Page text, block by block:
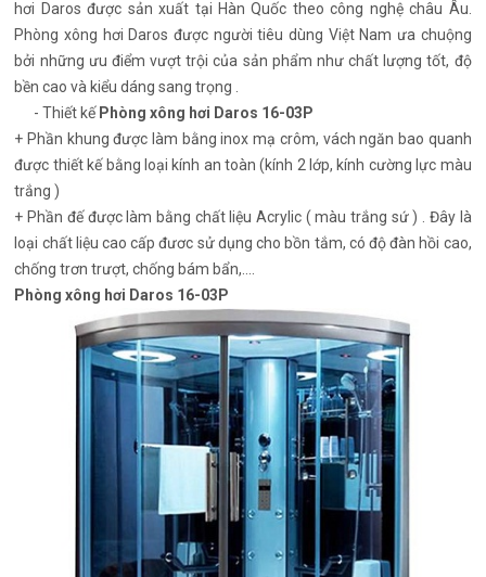
hơi Daros được sản xuất tại Hàn Quốc theo công nghệ châu Âu.
Phòng xông hơi Daros được người tiêu dùng Việt Nam ưa chuộng
bởi những ưu điểm vượt trội của sản phẩm như chất lượng tốt, độ
bền cao và kiểu dáng sang trọng .
- Thiết kế Phòng xông hơi Daros 16-03P
+ Phần khung được làm bằng inox mạ crôm, vách ngăn bao quanh
được thiết kế bằng loại kính an toàn (kính 2 lớp, kính cường lực màu
trắng )
+ Phần đế được làm bằng chất liệu Acrylic ( màu trắng sứ ) . Đây là
loại chất liệu cao cấp đươc sử dụng cho bồn tắm, có độ đàn hồi cao,
chống trơn trượt, chống bám bẩn,....
Phòng xông hơi Daros 16-03P